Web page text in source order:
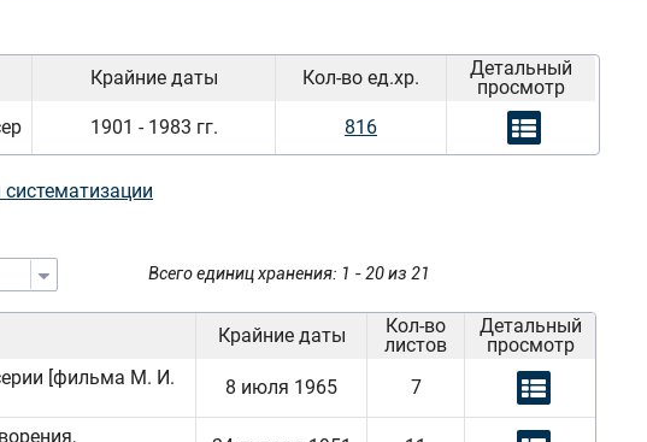
Крайние даты Кол-во ед.хр.
Детальный
просмотр
1901 - 1983 гг. 816
Всего единиц хранения: 1 - 20 из 21
Крайние даты
Кол-во
листов
Детальный
просмотр
[фильма М. И.
8 июля 1965 7